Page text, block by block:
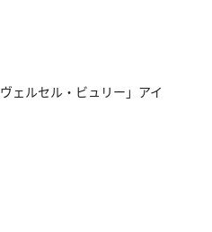
ェルセル・ビュリー」アイ